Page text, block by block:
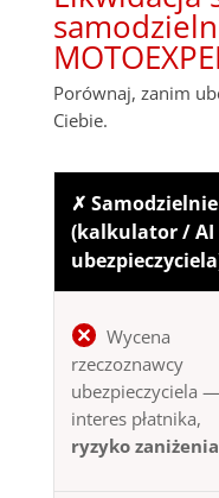
Porównaj, zanim
Ciebie.
✗ Samodzielnie
(kalkulator / AI
Wycena
rzeczoznawcy
ubezpieczyciela —
interes płatnika,
ryzyko zaniżenia